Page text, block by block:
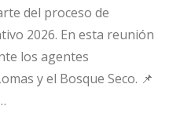
del proceso de
2026. En esta reunión
los agentes
y el Bosque Seco. 📌